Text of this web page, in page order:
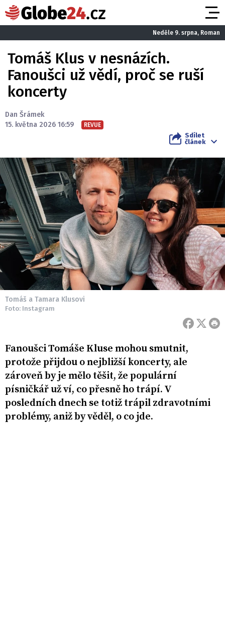
Neděle 9. srpna, Roman
Tomáš Klus v nesnázích.
Fanoušci už vědí, proč se ruší
koncerty
Dan Šrámek
15. května 2026 16:59
REVUE
Sdílet
článek
Tomáš a Tamara Klusovi
Foto: Instagram
Fanoušci Tomáše Kluse mohou smutnit,
protože přijdou o nejbližší koncerty, ale
zároveň by je mělo těšit, že populární
písničkář už ví, co přesně ho trápí. V
posledních dnech se totiž trápil zdravotními
problémy, aniž by věděl, o co jde.